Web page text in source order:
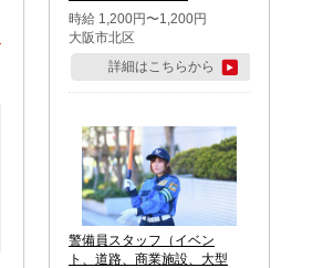
時給 1,200円〜1,200円
大阪市北区
詳細はこちらから
警備員スタッフ（イベン
ト、道路、商業施設、大型